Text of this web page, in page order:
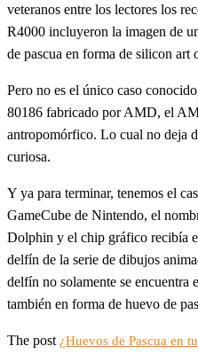
veteranos entre los lectores los
R4000 incluyeron la imagen de
de pascua en forma de silicon art
Pero no es el único caso
80186 fabricado por AMD, el
antropomórfico. Lo cual no deja
curiosa.
Y ya para terminar, tenemos el
GameCube de Nintendo, el
Dolphin y el chip gráfico recibía
delfín de la serie de dibujos
delfín no solamente se encuentra
también en forma de huevo de
The post ¿Huevos de Pascua en